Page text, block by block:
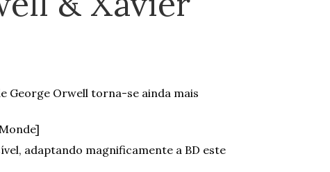
George Orwell torna-se ainda mais
adaptando magnificamente a BD este